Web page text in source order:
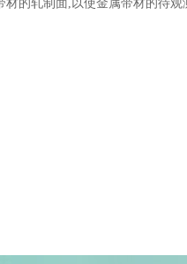
材的轧制面,以使金属带材的待